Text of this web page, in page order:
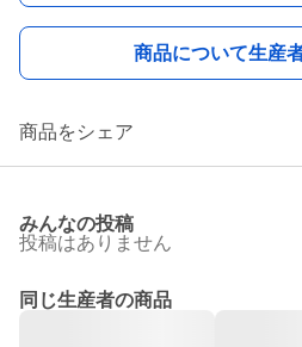
商品について生産
商品をシェア
みんなの投稿
投稿はありません
同じ生産者の商品